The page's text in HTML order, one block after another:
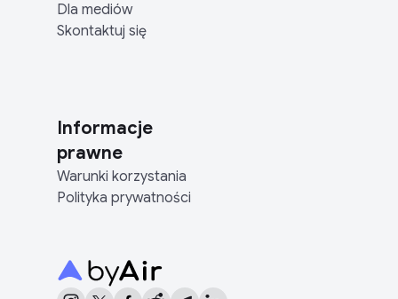
Dla mediów
Skontaktuj się
Informacje
prawne
Warunki korzystania
Polityka prywatności